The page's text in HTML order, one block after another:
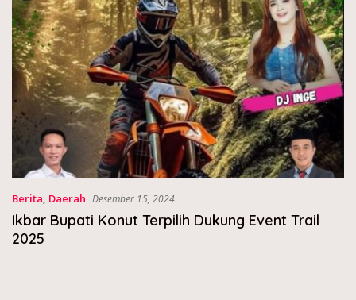
Berita, Daerah Desember 15, 2024
Ikbar Bupati Konut Terpilih Dukung Event Trail
2025